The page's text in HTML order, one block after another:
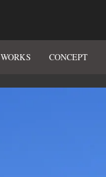
WORKS CONCEPT